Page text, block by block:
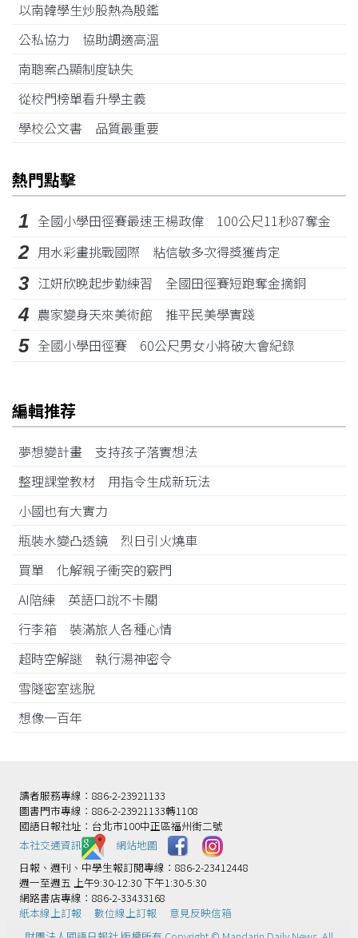
以南韓學生炒股熱為殷鑑
公私協力 協助調適高溫
南聰案凸顯制度缺失
從校門榜單看升學主義
學校公文書 品質最重要
熱門點擊
1 全國小學田徑賽最速王楊政偉 100公尺11秒87奪金
2 用水彩畫挑戰國際 粘信敏多次得獎獲肯定
3 江姸欣晚起步勤練習 全國田徑賽短跑奪金摘銅
4 農家變身天來美術館 推平民美學實踐
5 全國小學田徑賽 60公尺男女小將破大會紀錄
編輯推荐
夢想變計畫 支持孩子落實想法
整理課堂教材 用指令生成新玩法
小國也有大實力
瓶裝水變凸透鏡 烈日引火燒車
買單 化解親子衝突的竅門
AI陪練 英語口說不卡關
行李箱 裝滿旅人各種心情
超時空解謎 執行湯神密令
雪隧密室逃脫
想像一百年
讀者服務專線：886-2-23921133
圖書門市專線：886-2-23921133轉1108
國語日報社址：台北市100中正區福州街二號
本社交通資訊️
網站地圖
日報、週刊、中學生報訂閱專線：886-2-23412448
週一至週五 上午9:30-12:30 下午1:30-5:30
網路書店專線：886-2-33433168
紙本線上訂報
數位線上訂報
意見反映信箱